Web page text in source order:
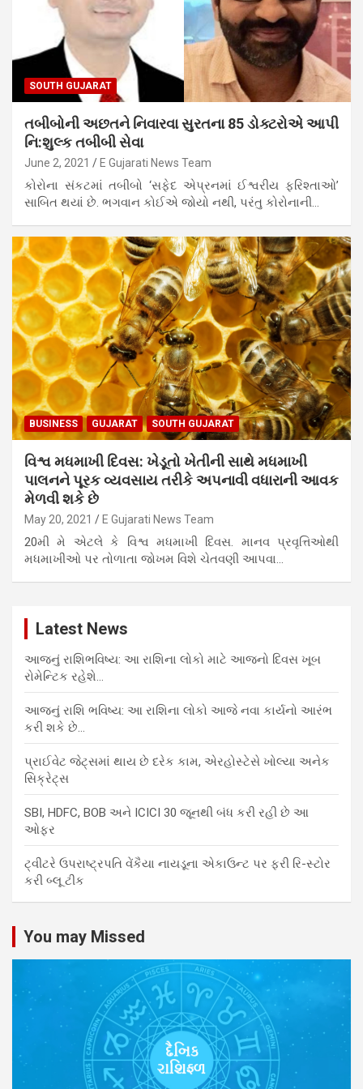
SOUTH GUJARAT
તબીબોની અછતને નિવારવા સુરતના 85 ડોક્ટરોએ આપી
નિ:શુલ્ક તબીબી સેવા
June 2, 2021 E Gujarati News Team
કોરોના સંકટમાં તબીબો ‘સફેદ એપ્રનમાં ઈશ્વરીય ફરિશ્તાઓ’
સાબિત થયાં છે. ભગવાન કોઈએ જોયો નથી, પરંતુ કોરોનાની…
BUSINESS GUJARAT SOUTH GUJARAT
વિશ્વ મધમાખી દિવસ: ખેડૂતો ખેતીની સાથે મધમાખી
પાલનને પૂરક વ્યવસાય તરીકે અપનાવી વધારાની આવક
મેળવી શકે છે
May 20, 2021 E Gujarati News Team
20મી મે એટલે કે વિશ્વ મધમાખી દિવસ. માનવ પ્રવૃત્તિઓથી
મધમાખીઓ પર તોળાતા જોખમ વિશે ચેતવણી આપવા…
Latest News
આજનું રાશિભવિષ્ય: આ રાશિના લોકો માટે આજનો દિવસ ખૂબ
રોમેન્ટિક રહેશે…
આજનું રાશિ ભવિષ્ય: આ રાશિના લોકો આજે નવા કાર્યનો આરંભ
કરી શકે છે…
પ્રાઈવેટ જેટ્સમાં થાય છે દરેક કામ, એરહોસ્ટેસે ખોલ્યા અનેક
સિક્રેટ્સ
SBI, HDFC, BOB અને ICICI 30 જૂનથી બંધ કરી રહી છે આ
ઓફર
ટ્વીટરે ઉપરાષ્ટ્રપતિ વેંકૈયા નાયડૂના એકાઉન્ટ પર ફરી રિ-સ્ટોર
કરી બ્લૂ ટીક
You may Missed